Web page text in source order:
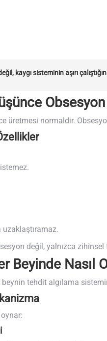
kaygı sisteminin aşırı
üretmesi normaldir.
değil, yalnızca zihinsel
Beyinde Nasıl
tehdit algılama